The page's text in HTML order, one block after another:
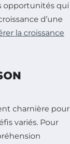
opportunités qui
d’une
la croissance
charnière pour
variés. Pour